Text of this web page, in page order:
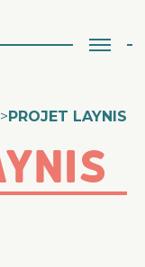
>PROJET LAYNIS